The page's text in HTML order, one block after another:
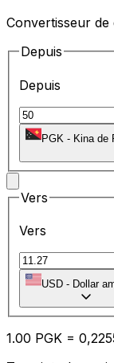
Convertisseur de
Depuis
Depuis
PGK - Kina de
Vers
Vers
USD - Dollar
1.00 PGK = 0,